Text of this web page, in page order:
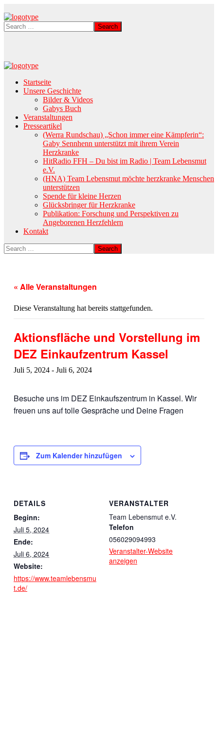
Startseite
Unsere Geschichte
Bilder & Videos
Gabys Buch
Veranstaltungen
Presseartikel
(Werra Rundschau) „Schon immer eine Kämpferin“:
Gaby Sennhenn unterstützt mit ihrem Verein
Herzkranke
HitRadio FFH – Du bist im Radio | Team Lebensmut
e.V.
(HNA) Team Lebensmut möchte herzkranke Menschen
unterstützen
Spende für kleine Herzen
Glücksbringer für Herzkranke
Publikation: Forschung und Perspektiven zu
Angeborenen Herzfehlern
Kontakt
« Alle Veranstaltungen
Diese Veranstaltung hat bereits stattgefunden.
Aktionsfläche und Vorstellung im
DEZ Einkaufzentrum Kassel
Juli 5, 2024 - Juli 6, 2024
Besuche uns im DEZ Einkaufszentrum in Kassel. Wir
freuen uns auf tolle Gespräche und Deine Fragen
Zum Kalender hinzufügen
DETAILS
Beginn:
Juli 5, 2024
Ende:
Juli 6, 2024
Website:
https://www.teamlebensmu
t.de/
VERANSTALTER
Team Lebensmut e.V.
Telefon
056029094993
Veranstalter-Website
anzeigen